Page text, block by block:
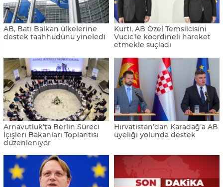
AB, Batı Balkan ülkelerine
destek taahhüdünü yineledi
Kurti, AB Özel Temsilcisini
Vucic'le koordineli hareket
etmekle suçladı
Arnavutluk’ta Berlin Süreci
İçişleri Bakanları Toplantısı
düzenleniyor
Hırvatistan’dan Karadağ’a AB
üyeliği yolunda destek